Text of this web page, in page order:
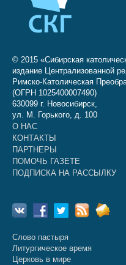
© 2015 «Сибирская
издание Централизованной
Римско-Католическая
(ОГРН 1025400007490)
630099 г. Новосибирск,
ул. М. Горького, д. 100
О НАС
КОНТАКТЫ
ПАРТНЕРЫ
ПОМОЧЬ ГАЗЕТЕ
ПОДПИСКА НА РАССЫЛКУ
Слово пастыря
Литургическое время
Церковь в мире